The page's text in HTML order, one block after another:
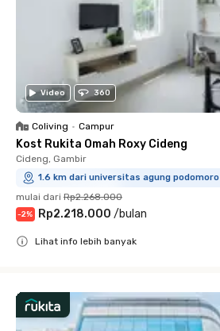
Video 360
Coliving • Campur
Kost Rukita Omah Roxy Cideng
Cideng, Gambir
1.6 km dari universitas agung podomoro
mulai dari Rp2.268.000
-2% Rp2.218.000 /bulan
Lihat info lebih banyak